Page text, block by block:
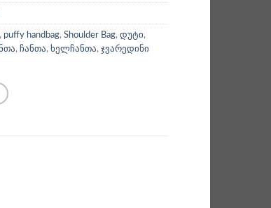
, puffy handbag,Shoulder Bag,დუტი,
, ჩანთა,ხელჩანთა,ჯვარედინი